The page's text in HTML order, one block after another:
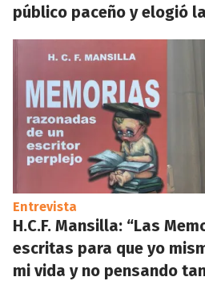
público paceño y elogió
Entrevista
H.C.F. Mansilla: “Las
escritas para que yo
mi vida y no pensando